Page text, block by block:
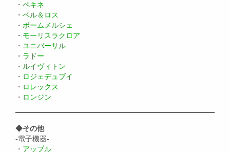
・ ペキネ
・ ベル＆ロス
・ ボームメルシェ
・ モーリスラクロア
・ ユニバーサル
・ ラドー
・ ルイヴィトン
・ ロジェデュブイ
・ ロレックス
・ ロンジン
◆その他
-電子機器-
・ アップル